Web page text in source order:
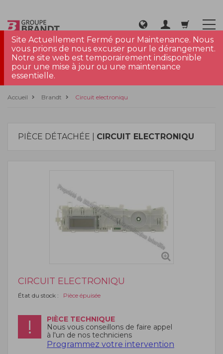
Site Actuellement Fermé pour Maintenance. Nous
vous prions de nous excuser pour le dérangement.
Notre site web est temporairement indisponible
pour une mise à jour ou une maintenance
essentielle.
Accueil Brandt Circuit electroniqu
PIÈCE DÉTACHÉE | CIRCUIT ELECTRONIQU
CIRCUIT ELECTRONIQU
État du stock : Pièce épuisée
PIÈCE TECHNIQUE
Nous vous conseillons de faire appel
à l'un de nos techniciens
Programmez votre intervention